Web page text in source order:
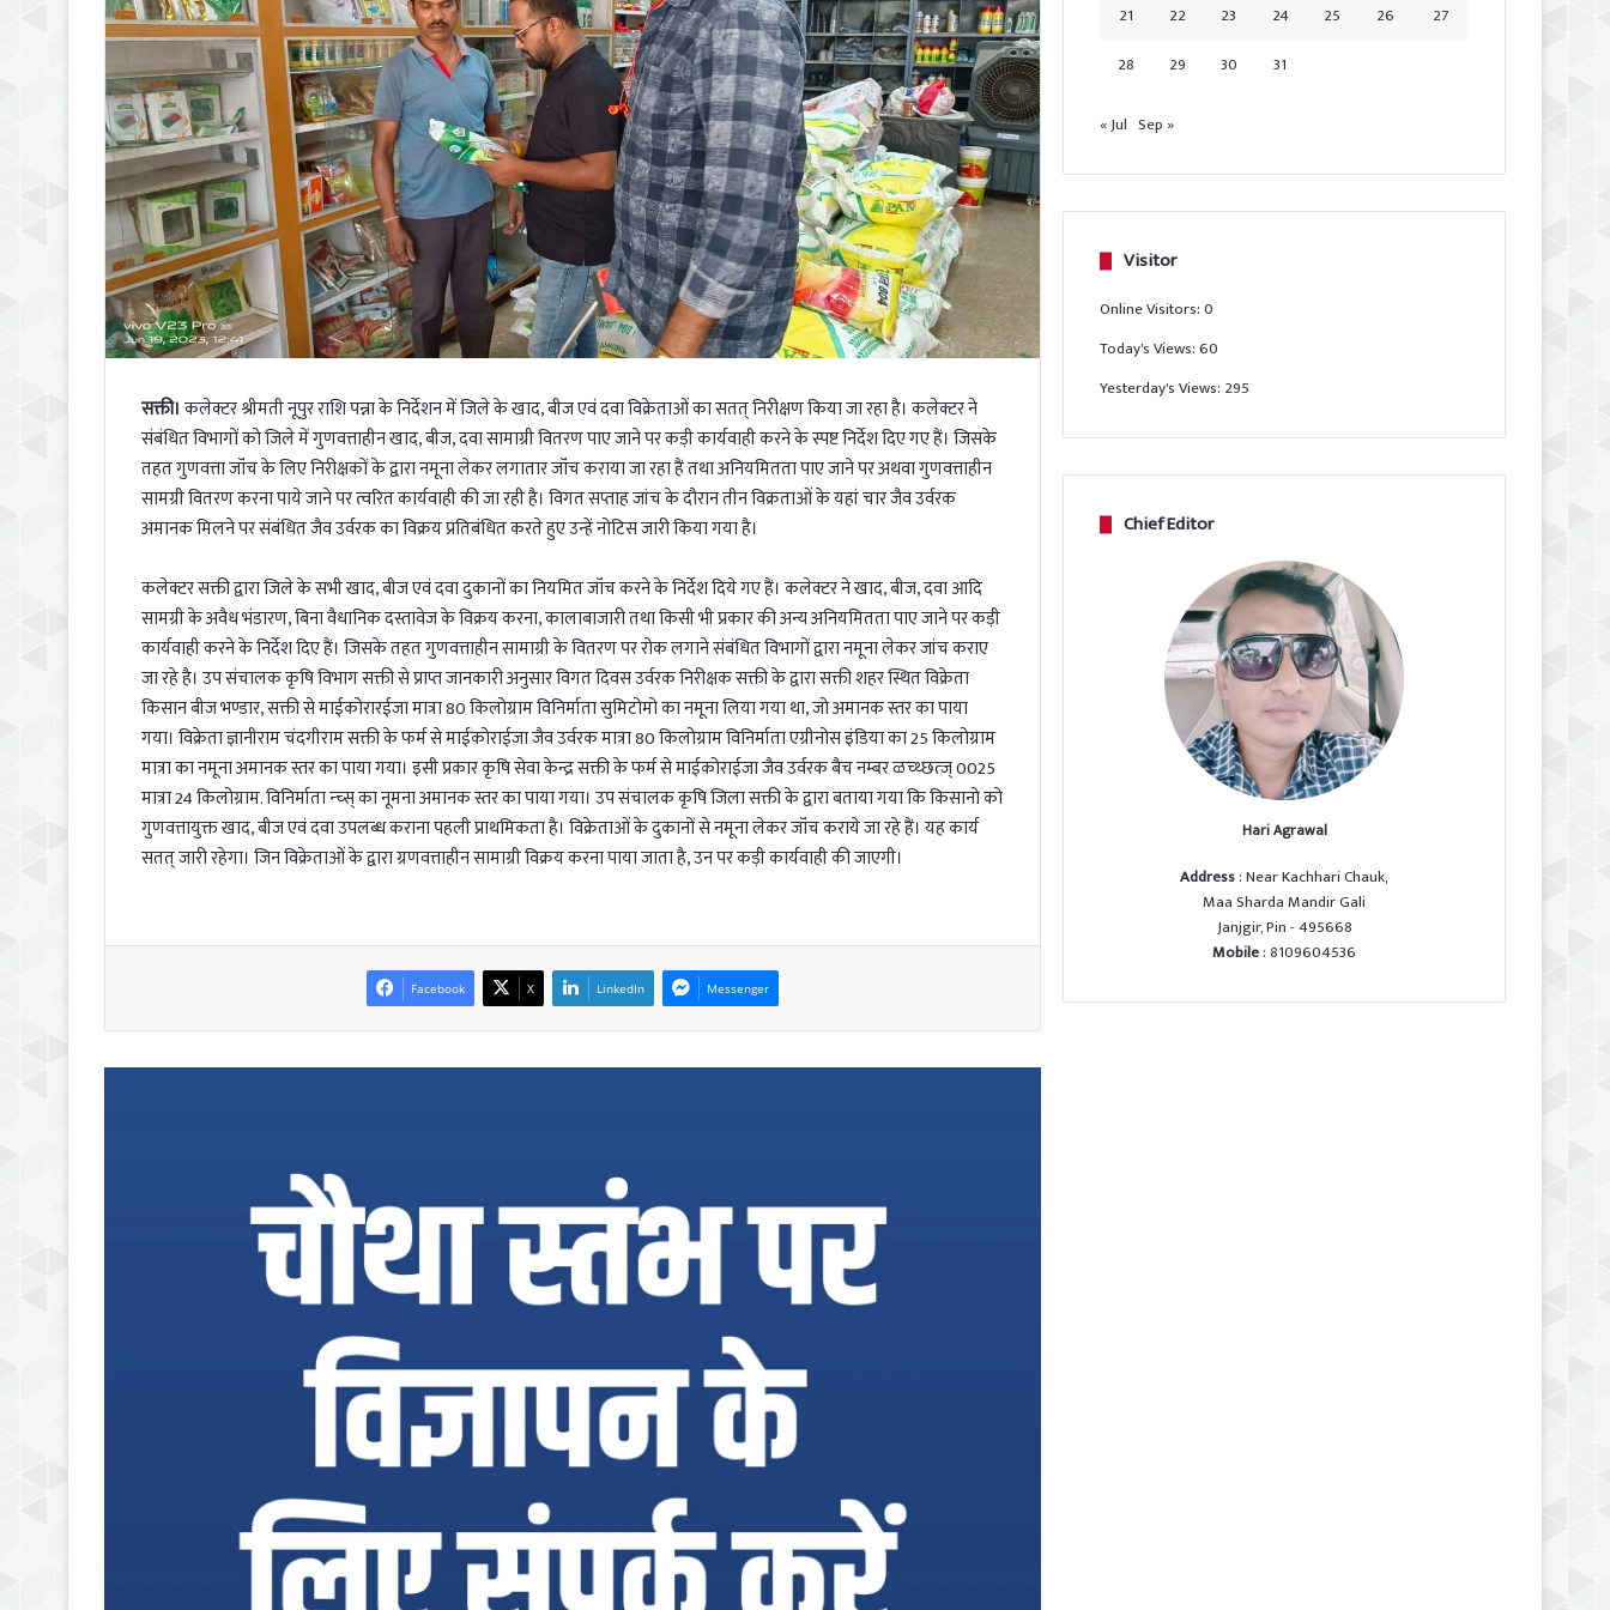
सक्ती। कलेक्टर श्रीमती नूपुर राशि पन्ना के निर्देशन में जिले के खाद, बीज एवं दवा विक्रेताओं का सतत् निरीक्षण किया जा रहा है। कलेक्टर ने
संबंधित विभागों को जिले में गुणवत्ताहीन खाद, बीज, दवा सामाग्री वितरण पाए जाने पर कड़ी कार्यवाही करने के स्पष्ट निर्देश दिए गए हैं। जिसके
तहत गुणवत्ता जॉंच के लिए निरीक्षकों के द्वारा नमूना लेकर लगातार जॉंच कराया जा रहा हैं तथा अनियमितता पाए जाने पर अथवा गुणवत्ताहीन
सामग्री वितरण करना पाये जाने पर त्वरित कार्यवाही की जा रही है। विगत सप्ताह जांच के दौरान तीन विक्रताओं के यहां चार जैव उर्वरक
अमानक मिलने पर संबंधित जैव उर्वरक का विक्रय प्रतिबंधित करते हुए उन्हें नोटिस जारी किया गया है।
कलेक्टर सक्ती द्वारा जिले के सभी खाद, बीज एवं दवा दुकानों का नियमित जॉंच करने के निर्देश दिये गए हैं। कलेक्टर ने खाद, बीज, दवा आदि
सामग्री के अवैध भंडारण, बिना वैधानिक दस्तावेज के विक्रय करना, कालाबाजारी तथा किसी भी प्रकार की अन्य अनियमितता पाए जाने पर कड़ी
कार्यवाही करने के निर्देश दिए हैं। जिसके तहत गुणवत्ताहीन सामाग्री के वितरण पर रोक लगाने संबंधित विभागों द्वारा नमूना लेकर जांच कराए
जा रहे है। उप संचालक कृषि विभाग सक्ती से प्राप्त जानकारी अनुसार विगत दिवस उर्वरक निरीक्षक सक्ती के द्वारा सक्ती शहर स्थित विक्रेता
किसान बीज भण्डार, सक्ती से माईकोरारईजा मात्रा 80 किलोग्राम विनिर्माता सुमिटोमो का नमूना लिया गया था, जो अमानक स्तर का पाया
गया। विक्रेता ज्ञानीराम चंदगीराम सक्ती के फर्म से माईकोराईजा जैव उर्वरक मात्रा 80 किलोग्राम विनिर्माता एग्रीनोस इंडिया का 25 किलोग्राम
मात्रा का नमूना अमानक स्तर का पाया गया। इसी प्रकार कृषि सेवा केन्द्र सक्ती के फर्म से माईकोराईजा जैव उर्वरक बैच नम्बर ळच्थ्छत्ज् 0025
मात्रा 24 किलोग्राम. विनिर्माता न्च्स् का नूमना अमानक स्तर का पाया गया। उप संचालक कृषि जिला सक्ती के द्वारा बताया गया कि किसानो को
गुणवत्तायुक्त खाद, बीज एवं दवा उपलब्ध कराना पहली प्राथमिकता है। विक्रेताओं के दुकानों से नमूना लेकर जॉंच कराये जा रहे हैं। यह कार्य
सतत् जारी रहेगा। जिन विक्रेताओं के द्वारा ग्रणवत्ताहीन सामाग्री विक्रय करना पाया जाता है, उन पर कड़ी कार्यवाही की जाएगी।
Facebook X LinkedIn Messenger
21 22 23 24 25 26
27
28
29 30 31
« Jul Sep »
Visitor
Online Visitors:0
Today's Views:60
Yesterday's Views: 295
Chief Editor
Hari Agrawal
Address: Near Kachhari Chauk,
Maa Sharda Mandir Gali
Janjgir, Pin - 495668
Mobile: 8109604536